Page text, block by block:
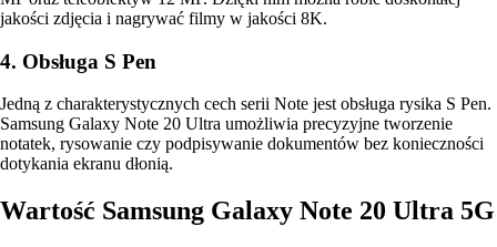
jakości zdjęcia i nagrywać filmy w jakości 8K.
4. Obsługa S Pen
Jedną z charakterystycznych cech serii Note jest obsługa rysika S Pen.
Samsung Galaxy Note 20 Ultra umożliwia precyzyjne tworzenie
notatek, rysowanie czy podpisywanie dokumentów bez konieczności
dotykania ekranu dłonią.
Wartość Samsung Galaxy Note 20 Ultra 5G